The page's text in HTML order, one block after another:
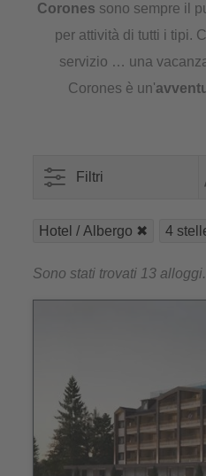
Corones sono sempre il
per attività di tutti i tipi.
servizio … una
Corones è un'
Filtri
Hotel / Albergo 4
Sono stati trovati 13 alloggi.